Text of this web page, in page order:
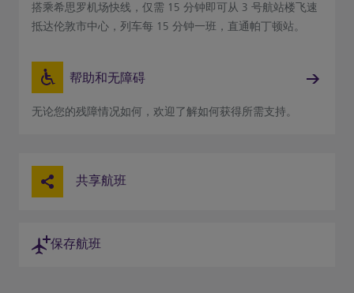
搭乘希思罗机场快线，仅需 15 分钟即可从 3 号航站楼飞速
抵达伦敦市中心，列车每 15 分钟一班，直通帕丁顿站。
帮助和无障碍
无论您的残障情况如何，欢迎了解如何获得所需支持。
共享航班
保存航班